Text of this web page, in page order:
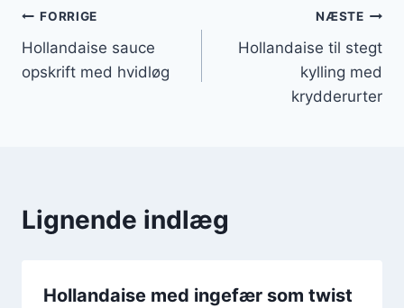
Indlægsnavigation
FORRIGE
Hollandaise sauce
opskrift med hvidløg
NÆSTE
Hollandaise til stegt
kylling med
krydderurter
Lignende indlæg
Hollandaise med ingefær som twist